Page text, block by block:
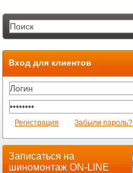
Вход для клиентов
Регистрация Забыли пароль?
Записаться на
шиномонтаж ON-LINE